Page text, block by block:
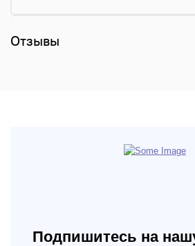
Отзывы
Подпишитесь на